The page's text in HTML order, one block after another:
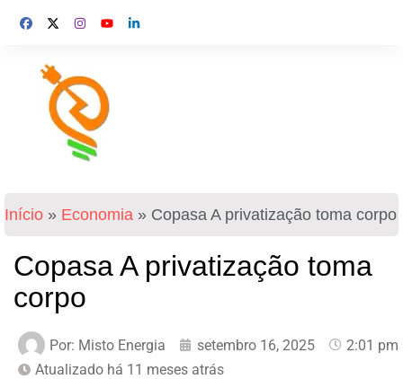
Início » Economia » Copasa A privatização toma corpo
Copasa A privatização toma
corpo
Por: Misto Energia setembro 16, 2025
2:01 pm
Atualizado há 11 meses atrás